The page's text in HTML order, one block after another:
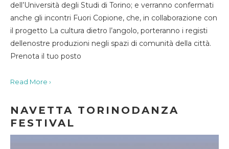
dell’Università degli Studi di Torino; e verranno confermati
anche gli incontri Fuori Copione, che, in collaborazione con
il progetto La cultura dietro l’angolo, porteranno i registi
dellenostre produzioni negli spazi di comunità della città.
Prenota il tuo posto
Read More ›
NAVETTA TORINODANZA
FESTIVAL